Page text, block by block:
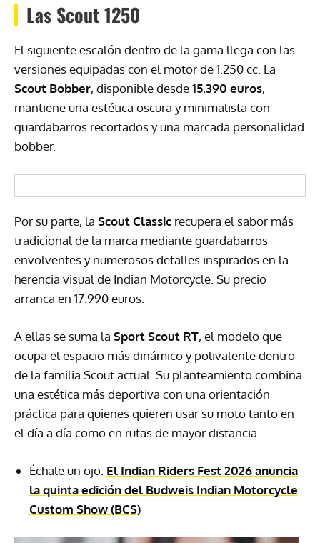
Las Scout 1250
El siguiente escalón dentro de la gama llega con las
versiones equipadas con el motor de 1.250 cc. La
Scout Bobber, disponible desde15.390 euros,
mantiene una estética oscura y minimalista con
guardabarros recortados y una marcada personalidad
bobber.
Por su parte, la Scout Classic recupera el sabor más
tradicional de la marca mediante guardabarros
envolventes y numerosos detalles inspirados en la
herencia visual de Indian Motorcycle. Su precio
arranca en 17.990 euros.
A ellas se suma la Sport Scout RT, el modelo que
ocupa el espacio más dinámico y polivalente dentro
de la familia Scout actual. Su planteamiento combina
una estética más deportiva con una orientación
práctica para quienes quieren usar su moto tanto en
el día a día como en rutas de mayor distancia.
Échale un ojo: El Indian Riders Fest 2026 anuncia
la quinta edición del Budweis Indian Motorcycle
Custom Show (BCS)